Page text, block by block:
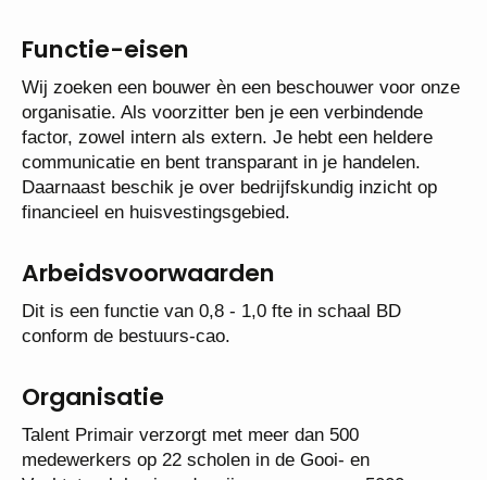
Functie-eisen
Wij zoeken een bouwer èn een beschouwer voor onze
organisatie. Als voorzitter ben je een verbindende
factor, zowel intern als extern. Je hebt een heldere
communicatie en bent transparant in je handelen.
Daarnaast beschik je over bedrijfskundig inzicht op
financieel en huisvestingsgebied.
Arbeidsvoorwaarden
Dit is een functie van 0,8 - 1,0 fte in schaal BD
conform de bestuurs-cao.
Organisatie
Talent Primair verzorgt met meer dan 500
medewerkers op 22 scholen in de Gooi- en